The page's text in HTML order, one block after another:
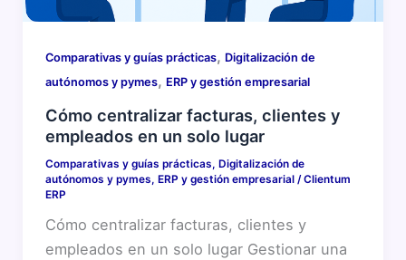
Comparativas y guías prácticas, Digitalización de
autónomos y pymes, ERP y gestión empresarial
Cómo centralizar facturas, clientes y
empleados en un solo lugar
Comparativas y guías prácticas, Digitalización de
autónomos y pymes, ERP y gestión empresarial/Clientum
ERP
Cómo centralizar facturas, clientes y
empleados en un solo lugar Gestionar una